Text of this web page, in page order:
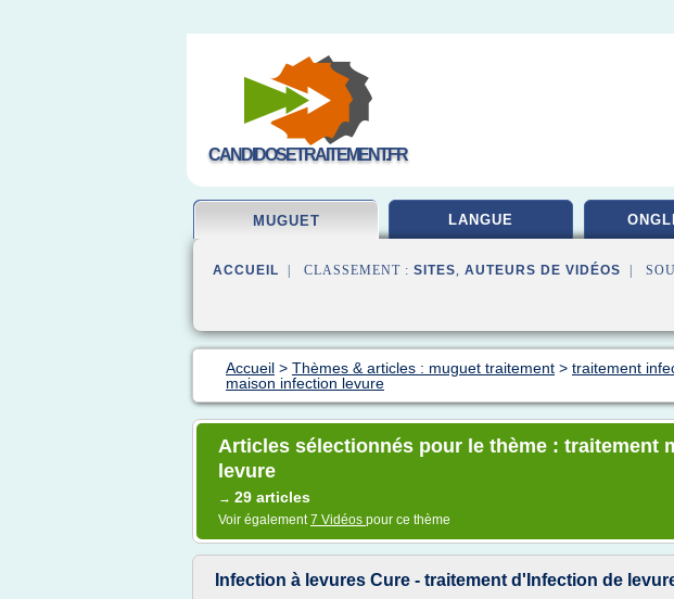
CANDIDOSETRAITEMENT.FR
MUGUET LANGUE
ACCUEIL | CLASSEMENT : SITES, AUTEURS DE VIDÉOS |
Accueil > Thèmes & articles : muguet traitement > traitement
maison infection levure
Articles sélectionnés pour le thème : traitement
levure
→ 29 articles
Voir également7 Vidéos pour ce thème
Infection à levures Cure - traitement d'Infection de